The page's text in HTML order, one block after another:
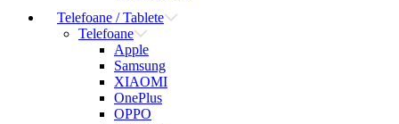
Telefoane / Tablete
Telefoane
Apple
Samsung
XIAOMI
OnePlus
OPPO